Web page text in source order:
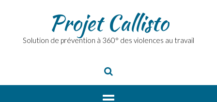
Projet Callisto
Solution de prévention à 360° des violences au travail